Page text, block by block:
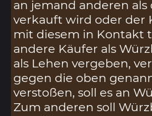
an jemand anderen als
verkauft wird oder der
mit diesem in Kontakt
andere Käufer als
als Lehen vergeben,
gegen die oben
verstoßen, soll es an
Zum anderen soll